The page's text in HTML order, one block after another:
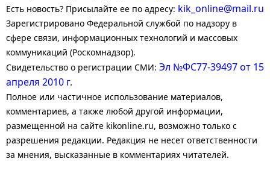
Есть новость? Присылайте ее по адресу: kik_online@mail.ru
Зарегистрировано Федеральной службой по надзору в
сфере связи, информационных технологий и массовых
коммуникаций (Роскомнадзор).
Свидетельство о регистрации СМИ: Эл №ФС77-39497 от 15
апреля 2010 г.
Полное или частичное использование материалов,
комментариев, а также любой другой информации,
размещенной на сайте kikonline.ru, возможно только с
разрешения редакции. Редакция не несет ответственности
за мнения, высказанные в комментариях читателей.